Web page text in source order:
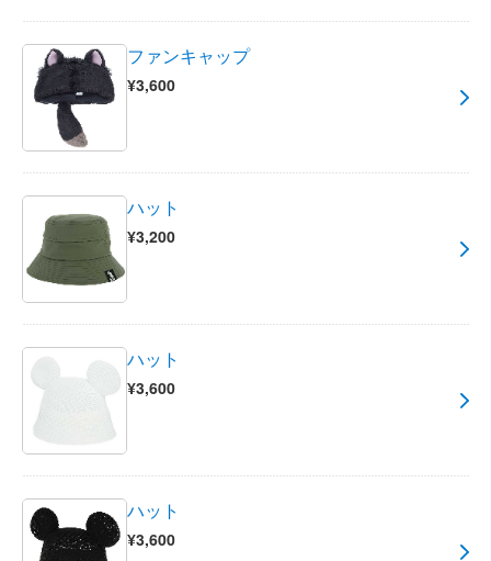
ファンキャップ
¥3,600
ハット
¥3,200
ハット
¥3,600
ハット
¥3,600